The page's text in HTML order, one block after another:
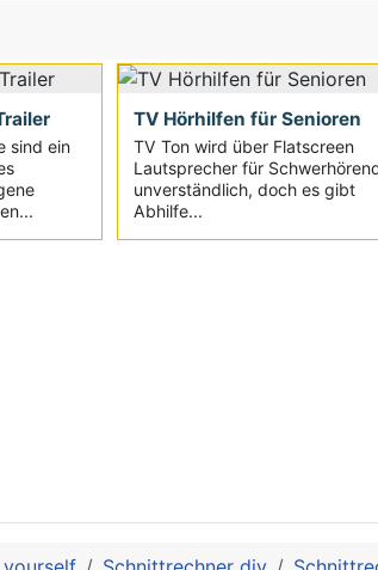
sind ein
TV Hörhilfen für Senioren
TV Ton wird über Flatscreen
Lautsprecher für
unverständlich, doch es gibt
Abhilfe...